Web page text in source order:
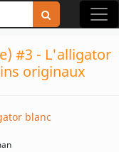
#3 - L'alligator
originaux
blanc